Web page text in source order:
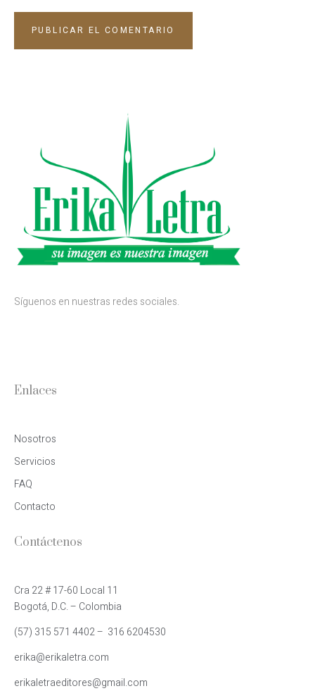
Síguenos en nuestras redes sociales.
Enlaces
Nosotros
Servicios
FAQ
Contacto
Contáctenos
Cra 22 # 17-60 Local 11
Bogotá, D.C. – Colombia
(57) 315 571 4402 –  316 6204530
erika@erikaletra.com
erikaletraeditores@gmail.com